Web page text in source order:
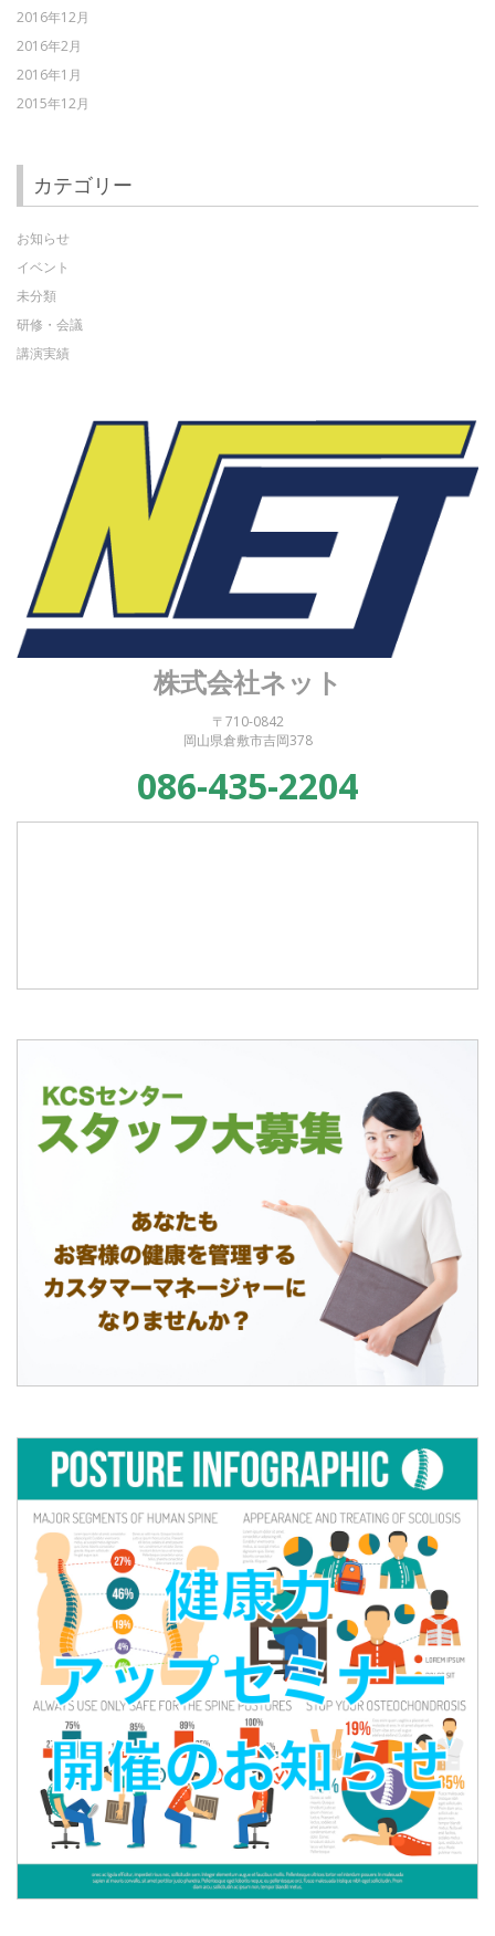
2016年12月
2016年2月
2016年1月
2015年12月
カテゴリー
お知らせ
イベント
未分類
研修・会議
講演実績
株式会社ネット
〒710-0842
岡山県倉敷市吉岡378
086-435-2204